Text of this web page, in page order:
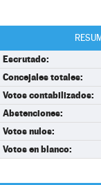
Escrutado:
Concejales totales:
Votos contabilizados:
Abstenciones:
Votos nulos:
Votos en blanco: